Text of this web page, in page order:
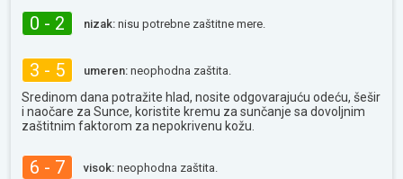
0 - 2 nizak: nisu potrebne zaštitne mere.
3 - 5 umeren: neophodna zaštita.
Sredinom dana potražite hlad, nosite odgovarajuću odeću, šešir
i naočare za Sunce, koristite kremu za sunčanje sa dovoljnim
zaštitnim faktorom za nepokrivenu kožu.
6 - 7 visok: neophodna zaštita.